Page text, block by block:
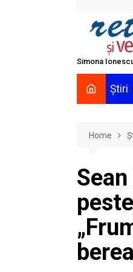
Simona
Știri
Home